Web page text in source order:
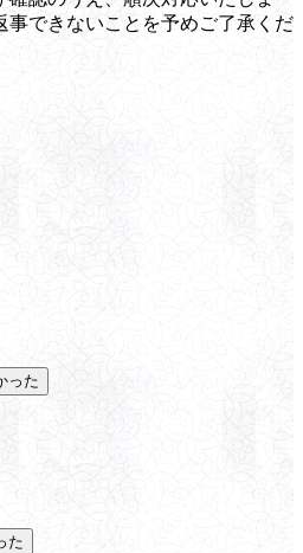
事できないことを予めご了承くだ
った
た